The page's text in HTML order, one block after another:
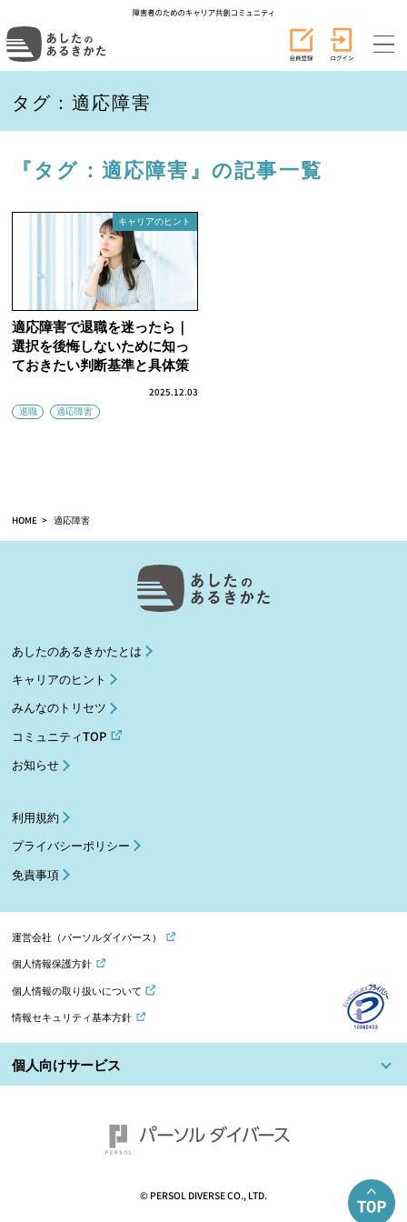
タグ：適応障害
『タグ：適応障害』の記事一覧
キャリアのヒント
適応障害で退職を迷ったら｜
選択を後悔しないために知っ
ておきたい判断基準と具体策
2025.12.03
退職
適応障害
HOME 適応障害
あしたのあるきかたとは
キャリアのヒント
みんなのトリセツ
コミュニティTOP
お知らせ
利用規約
プライバシーポリシー
免責事項
個人向けサービス
運営会社（パーソルダイバース）
個人情報保護方針
個人情報の取り扱いについて
情報セキュリティ基本方針
© PERSOL DIVERSE CO., LTD.